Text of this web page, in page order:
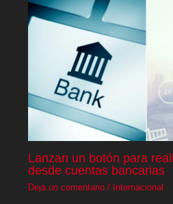
Lanzan un botón para
desde cuentas bancarias
Deja un comentario / Internacional